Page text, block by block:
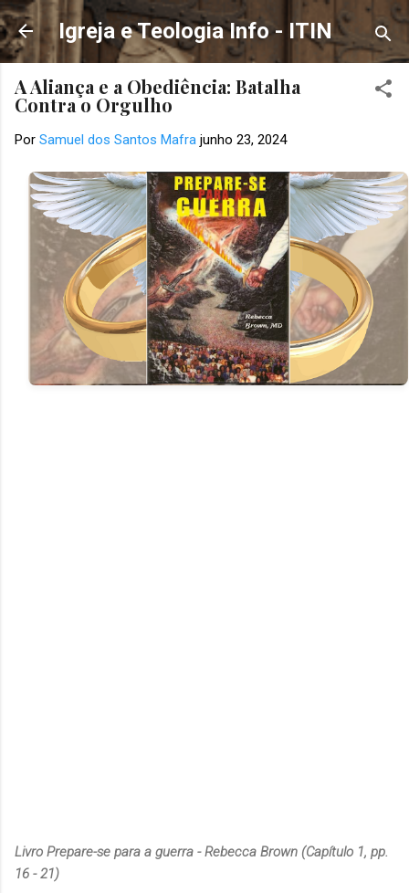
Pular para o conteúdo principal
Igreja e Teologia Info - ITIN
A Aliança e a Obediência: Batalha
Contra o Orgulho
Por Samuel dos Santos Mafra junho 23, 2024
Livro Prepare-se para a guerra - Rebecca Brown (Capítulo 1, pp.
16 - 21)